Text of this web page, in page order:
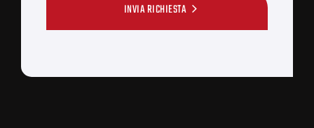
INVIA RICHIESTA